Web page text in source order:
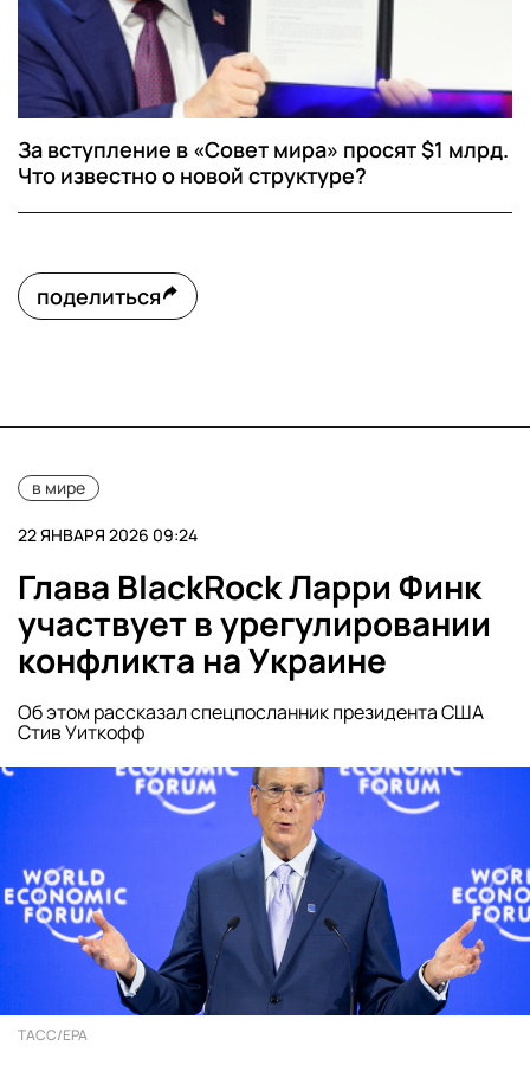
За вступление в «Совет мира» просят $1 млрд.
Что известно о новой структуре?
поделиться
в мире
22 ЯНВАРЯ 2026 09:24
Глава BlackRock Ларри Финк
участвует в урегулировании
конфликта на Украине
Об этом рассказал спецпосланник президента США
Стив Уиткофф
ТАСС/EPA